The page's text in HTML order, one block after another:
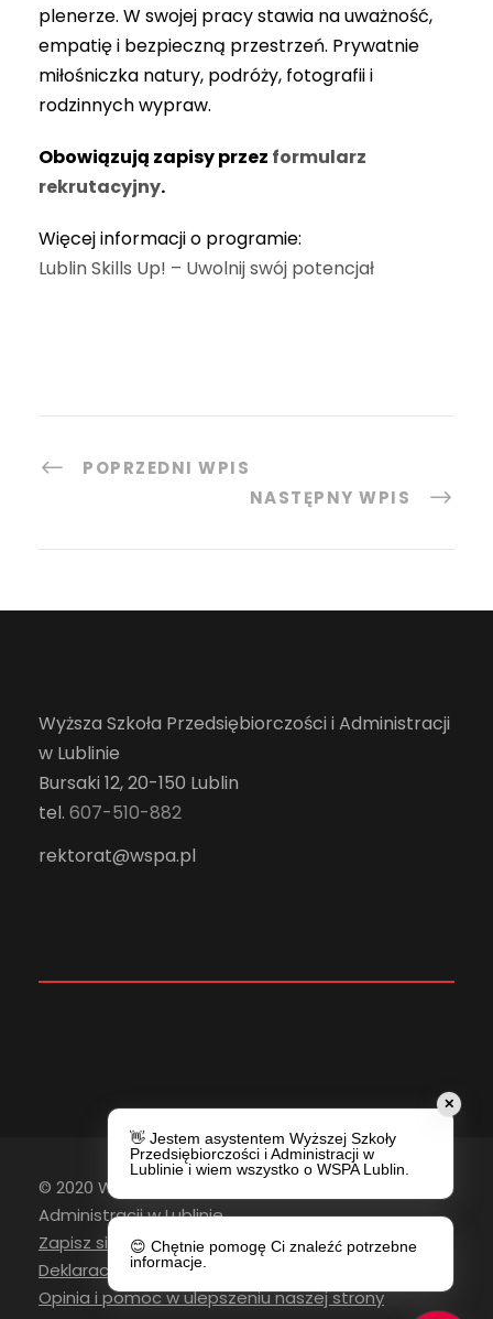
plenerze. W swojej pracy stawia na uważność,
empatię i bezpieczną przestrzeń. Prywatnie
miłośniczka natury, podróży, fotografii i
rodzinnych wypraw.
Obowiązują zapisy przez formularz
rekrutacyjny.
Więcej informacji o programie:
Lublin Skills Up! – Uwolnij swój potencjał
POPRZEDNI WPIS
NASTĘPNY WPIS
Wyższa Szkoła Przedsiębiorczości i Administracji
w Lublinie
Bursaki 12, 20-150 Lublin
tel. 607-510-882
rektorat@wspa.pl
© 2020 Wyższa Szkoła Przedsiębiorczości i
Administracji w Lublinie
Zapisz się do newslettera
Deklaracja Dostępności
Opinia i pomoc w ulepszeniu naszej strony
✕
👋 Jestem asystentem Wyższej Szkoły
Przedsiębiorczości i Administracji w
Lublinie i wiem wszystko o WSPA Lublin.
😊 Chętnie pomogę Ci znaleźć potrzebne
informacje.